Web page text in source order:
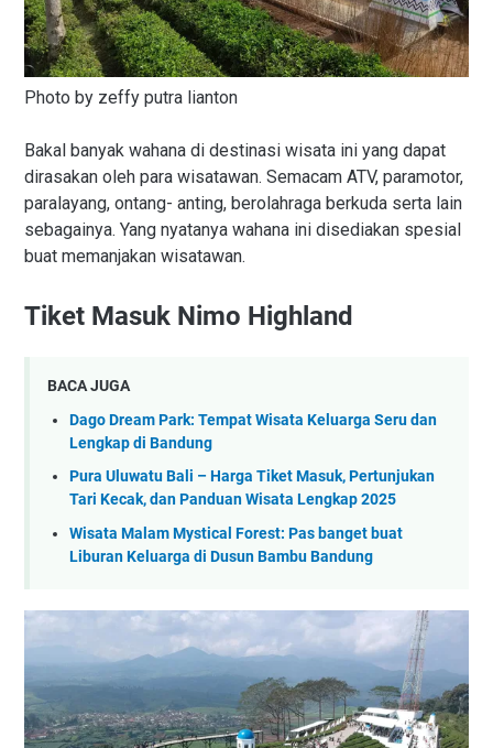
Photo by zeffy putra lianton
Bakal banyak wahana di destinasi wisata ini yang dapat
dirasakan oleh para wisatawan. Semacam ATV, paramotor,
paralayang, ontang- anting, berolahraga berkuda serta lain
sebagainya. Yang nyatanya wahana ini disediakan spesial
buat memanjakan wisatawan.
Tiket Masuk Nimo Highland
BACA JUGA
Dago Dream Park: Tempat Wisata Keluarga Seru dan
Lengkap di Bandung
Pura Uluwatu Bali – Harga Tiket Masuk, Pertunjukan
Tari Kecak, dan Panduan Wisata Lengkap 2025
Wisata Malam Mystical Forest: Pas banget buat
Liburan Keluarga di Dusun Bambu Bandung